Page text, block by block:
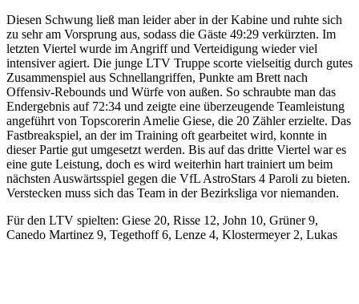
Diesen Schwung ließ man leider aber in der Kabine und ruhte sich
zu sehr am Vorsprung aus, sodass die Gäste 49:29 verkürzten. Im
letzten Viertel wurde im Angriff und Verteidigung wieder viel
intensiver agiert. Die junge LTV Truppe scorte vielseitig durch gutes
Zusammenspiel aus Schnellangriffen, Punkte am Brett nach
Offensiv-Rebounds und Würfe von außen. So schraubte man das
Endergebnis auf 72:34 und zeigte eine überzeugende Teamleistung
angeführt von Topscorerin Amelie Giese, die 20 Zähler erzielte. Das
Fastbreakspiel, an der im Training oft gearbeitet wird, konnte in
dieser Partie gut umgesetzt werden. Bis auf das dritte Viertel war es
eine gute Leistung, doch es wird weiterhin hart trainiert um beim
nächsten Auswärtsspiel gegen die VfL AstroStars 4 Paroli zu bieten.
Verstecken muss sich das Team in der Bezirksliga vor niemanden.
Für den LTV spielten: Giese 20, Risse 12, John 10, Grüner 9,
Canedo Martinez 9, Tegethoff 6, Lenze 4, Klostermeyer 2, Lukas